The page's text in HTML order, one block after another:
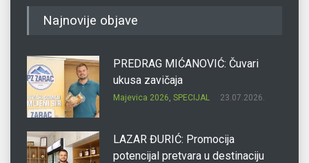
Najnovije objave
PREDRAG MIĆANOVIĆ: Čuvari
ukusa zavičaja
Majevica 2026, SPECIJAL 23.07.2026.
LAZAR ĐURIĆ: Promocija
potencijal pretvara u destinaciju